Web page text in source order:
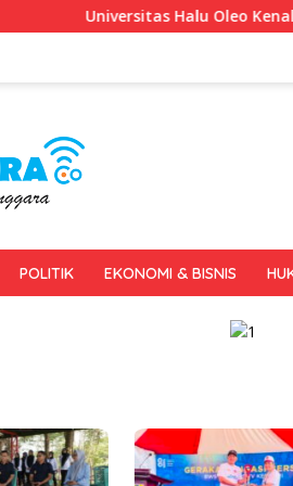
Halu Oleo Kenalkan
POLITIK EKONOMI & BISNIS